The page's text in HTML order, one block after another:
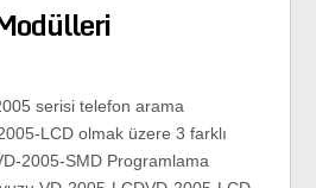
serisi telefon arama
LCD olmak üzere 3 farklı
2005-SMD Programlama